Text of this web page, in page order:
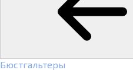
Бюстгальтеры